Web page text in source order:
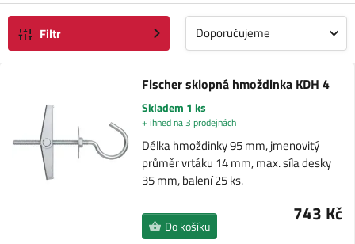
Filtr Doporučujeme
Fischer sklopná hmoždinka KDH 4
Skladem 1 ks
+ ihned na 3 prodejnách
Délka hmoždinky 95 mm, jmenovitý
průměr vrtáku 14 mm, max. síla desky
35 mm, balení 25 ks.
743 Kč
Do košíku